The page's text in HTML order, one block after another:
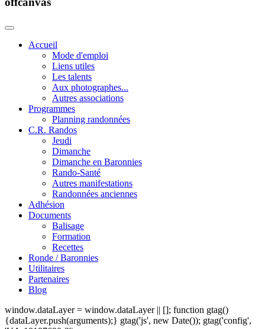
Accueil
Mode d'emploi
Liens utiles
Les talents
Aux photographes...
Autres associations
Programmes
Planning randonnées
C.R. Randos
Jeudi
Dimanche
Dimanche en Baronnies
Rando-Santé
Autres manifestations
Randonnées anciennes
Adhésion
Documents
Balisage
Formation
Recettes
Ronde / Baronnies
Utilitaires
Partenaires
Blog
window.dataLayer = window.dataLayer || []; function gtag()
{dataLayer.push(arguments);} gtag('js', new Date()); gtag('config',